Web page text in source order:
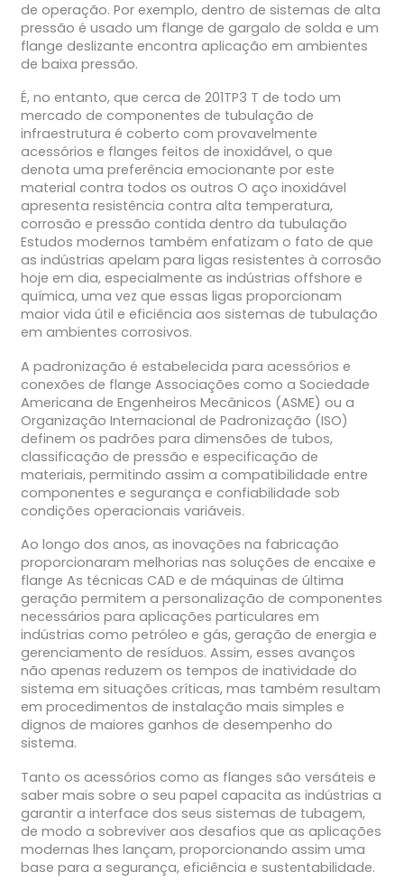
de operação. Por exemplo, dentro de sistemas de alta
pressão é usado um flange de gargalo de solda e um
flange deslizante encontra aplicação em ambientes
de baixa pressão.
É, no entanto, que cerca de 201TP3 T de todo um
mercado de componentes de tubulação de
infraestrutura é coberto com provavelmente
acessórios e flanges feitos de inoxidável, o que
denota uma preferência emocionante por este
material contra todos os outros O aço inoxidável
apresenta resistência contra alta temperatura,
corrosão e pressão contida dentro da tubulação
Estudos modernos também enfatizam o fato de que
as indústrias apelam para ligas resistentes à corrosão
hoje em dia, especialmente as indústrias offshore e
química, uma vez que essas ligas proporcionam
maior vida útil e eficiência aos sistemas de tubulação
em ambientes corrosivos.
A padronização é estabelecida para acessórios e
conexões de flange Associações como a Sociedade
Americana de Engenheiros Mecânicos (ASME) ou a
Organização Internacional de Padronização (ISO)
definem os padrões para dimensões de tubos,
classificação de pressão e especificação de
materiais, permitindo assim a compatibilidade entre
componentes e segurança e confiabilidade sob
condições operacionais variáveis.
Ao longo dos anos, as inovações na fabricação
proporcionaram melhorias nas soluções de encaixe e
flange As técnicas CAD e de máquinas de última
geração permitem a personalização de componentes
necessários para aplicações particulares em
indústrias como petróleo e gás, geração de energia e
gerenciamento de resíduos. Assim, esses avanços
não apenas reduzem os tempos de inatividade do
sistema em situações críticas, mas também resultam
em procedimentos de instalação mais simples e
dignos de maiores ganhos de desempenho do
sistema.
Tanto os acessórios como as flanges são versáteis e
saber mais sobre o seu papel capacita as indústrias a
garantir a interface dos seus sistemas de tubagem,
de modo a sobreviver aos desafios que as aplicações
modernas lhes lançam, proporcionando assim uma
base para a segurança, eficiência e sustentabilidade.